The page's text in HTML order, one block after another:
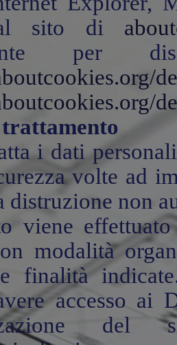
al sito di
per
i dati
volte ad
distruzione non
viene
modalità
finalità
accesso ai
del